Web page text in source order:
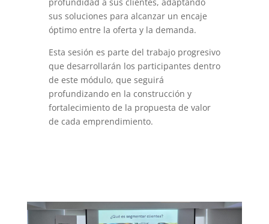
sus soluciones para alcanzar un encaje
óptimo entre la oferta y la demanda.
Esta sesión es parte del trabajo progresivo
que desarrollarán los participantes dentro
de este módulo, que seguirá
profundizando en la construcción y
fortalecimiento de la propuesta de valor
de cada emprendimiento.